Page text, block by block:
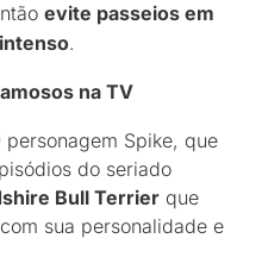
evite passeios em
.
na TV
personagem Spike, que
do seriado
Bull Terrier que
sua personalidade e